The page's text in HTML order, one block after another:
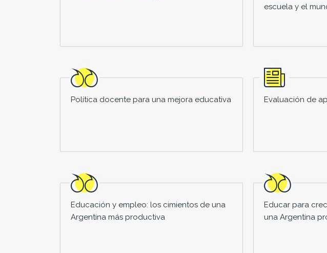
escuela y el
Política docente para una mejora educativa Evaluación de
Educación y empleo: los cimientos de una
Argentina más productiva
Educar para
una Argentina